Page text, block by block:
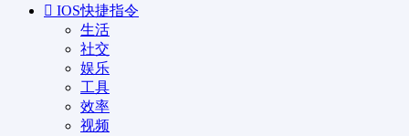
IOS快捷指令
生活
社交
娱乐
工具
效率
视频